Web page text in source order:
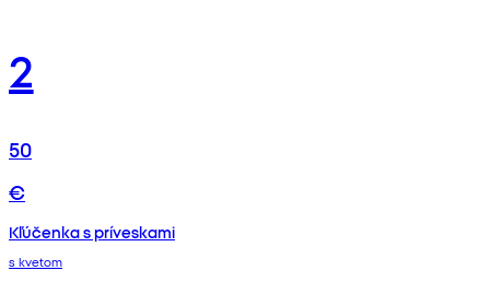
2
50
€
Kľúčenka s príveskami
s kvetom